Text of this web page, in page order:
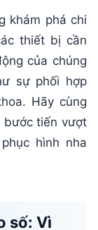
khám phá chi
thiết bị cần
của chúng
sự phối hợp
Hãy cùng
bước tiến vượt
hình nha
số: Vì